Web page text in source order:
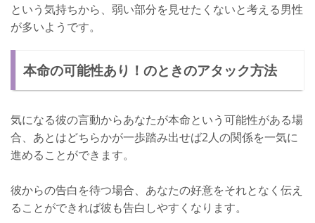
という気持ちから、弱い部分を見せたくないと考える男性
が多いようです。
本命の可能性あり！のときのアタック方法
気になる彼の言動からあなたが本命という可能性がある場
合、あとはどちらかが一歩踏み出せば2人の関係を一気に
進めることができます。
彼からの告白を待つ場合、あなたの好意をそれとなく伝え
ることができれば彼も告白しやすくなります。